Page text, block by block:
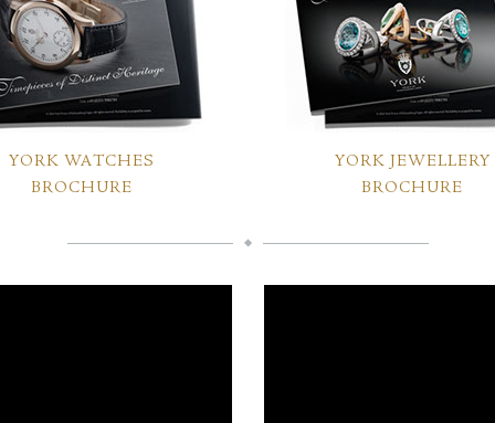
YORK WATCHES
BROCHURE
YORK JEWELLERY
BROCHURE